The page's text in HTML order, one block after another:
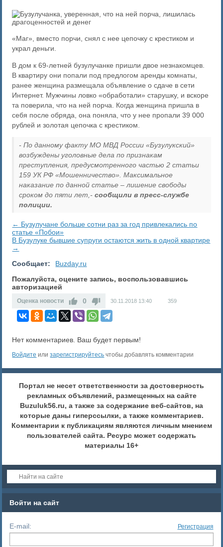
«Маг», вместо порчи, снял с нее цепочку с крестиком и
украл деньги.
В дом к 69-летней бузулучанке пришли двое незнакомцев.
В квартиру они попали под предлогом аренды комнаты,
ранее женщина размещала объявление о сдаче в сети
Интернет. Мужчины ловко «обработали» старушку, и вскоре
та поверила, что на ней порча. Когда женщина пришла в
себя после обряда, она поняла, что у нее пропали 39 000
рублей и золотая цепочка с крестиком.
- По данному факту МО МВД России «Бузулукский»
возбуждены уголовные дела по признакам
преступления, предусмотренного частью 2 статьи
159 УК РФ «Мошенничество». Максимальное
наказание по данной статье – лишение свободы
сроком до пяти лет,-сообщили в пресс-службе
полиции.
← Бузулучане больше сотни раз за год привлекались по
статье «Побои»
В Бузулуке бывшие супруги остаются жить в одной квартире
→
Сообщает:
Buzday.ru
Пожалуйста, оцените запись, воспользовавшись
авторизацией
Оценка новости 0 30.11.2018 13:40 359
Нет комментариев. Ваш будет первым!
Войдите илизарегистрируйтесь чтобы добавлять комментарии
Портал не несет ответственности за достоверность
рекламных объявлений, размещенных на сайте
Buzuluk56.ru, а также за содержание веб-сайтов, на
которые даны гиперссылки, а также комментариев.
Комментарии к публикациям являются личным мнением
пользователей сайта. Ресурс может содержать
материалы 16+
Войти на сайт
E-mail: Регистрация